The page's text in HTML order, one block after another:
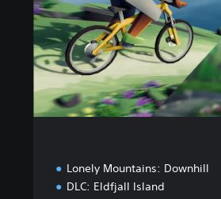
i
t
i
o
Lonely Mountains: Downhill
DLC: Eldfjall Island